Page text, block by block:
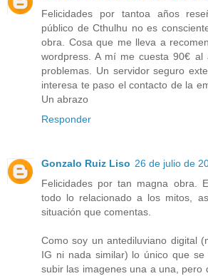
Felicidades por tantoa años
público de Cthulhu no es
obra. Cosa que me lleva a
wordpress. A mí me cuesta 90€
problemas. Un servidor seguro
interesa te paso el contacto de la
Un abrazo
Responder
Gonzalo Ruiz Liso 26 de julio de
Felicidades por tan magna obra.
todo lo relacionado a los mitos,
situación que comentas.
Como soy un antediluviano digital
IG ni nada similar) lo único que
subir las imagenes una a una, pero